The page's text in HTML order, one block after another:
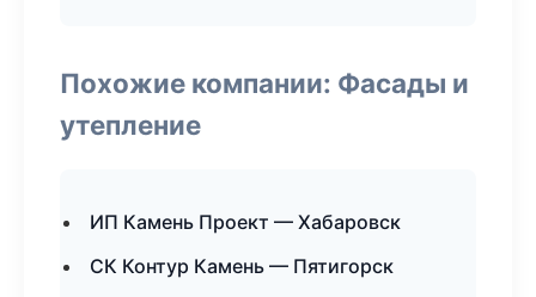
Похожие компании: Фасады и
утепление
ИП Камень Проект — Хабаровск
СК Контур Камень — Пятигорск